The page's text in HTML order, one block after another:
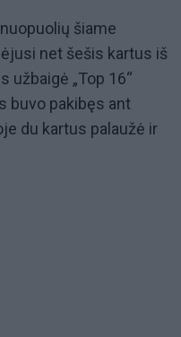
šiame
net šešis kartus iš
užbaigė „Top 16“
buvo pakibęs ant
du kartus palaužė ir